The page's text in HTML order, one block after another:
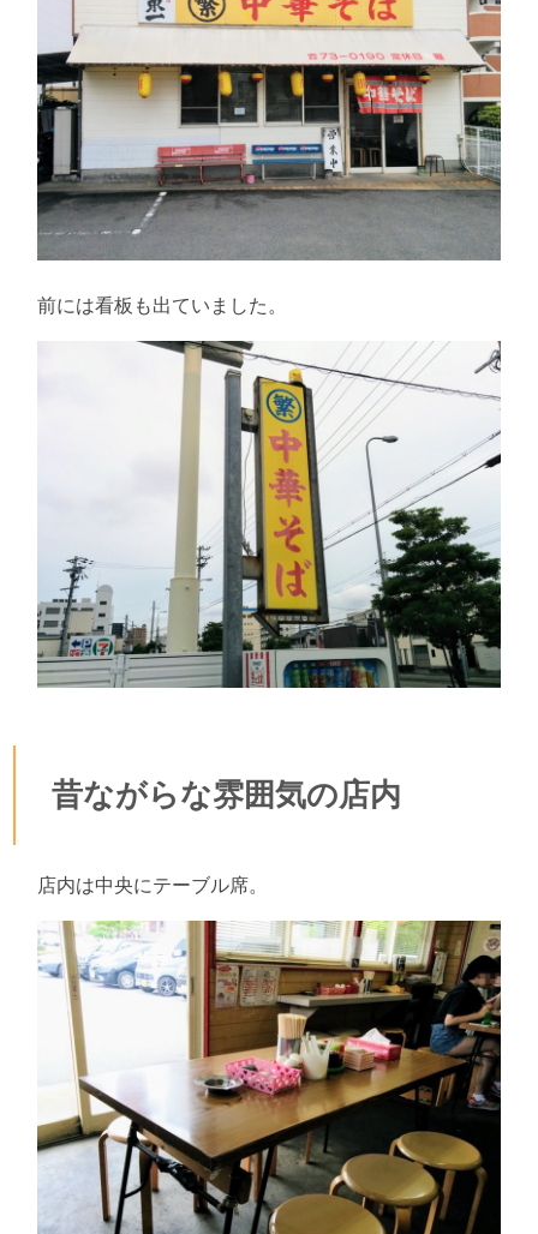
前には看板も出ていました。
昔ながらな雰囲気の店内
店内は中央にテーブル席。